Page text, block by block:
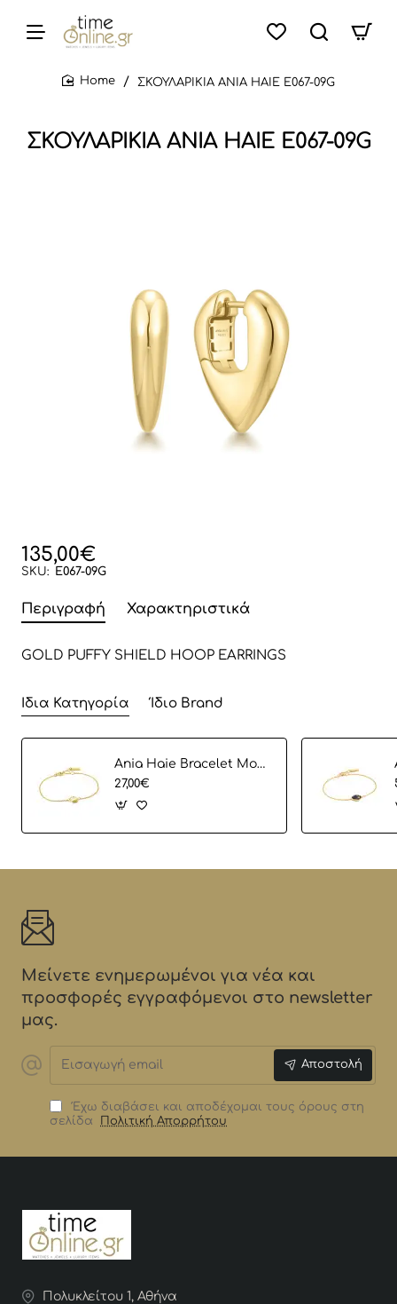
ΣΚΟΥΛΑΡΙΚΙΑ ANIA HAIE E067-09G
ΣΚΟΥΛΑΡΙΚΙΑ ANIA HAIE E067-09G
135,00€
SKU: E067-09G
Περιγραφή Χαρακτηριστικά
GOLD PUFFY SHIELD HOOP EARRINGS
Ίδια Κατηγορία Ίδιο Brand
Ania Haie Bracelet Modern Cirlce B002-02G
27,00€
Μείνετε ενημερωμένοι για νέα και
προσφορές εγγραφόμενοι στο newsletter
μας.
email
Αποστολή
Έχω διαβάσει και αποδέχομαι τους όρους στη
σελίδα
Πολιτική Απορρήτου
Πολυκλείτου 1, Αθήνα